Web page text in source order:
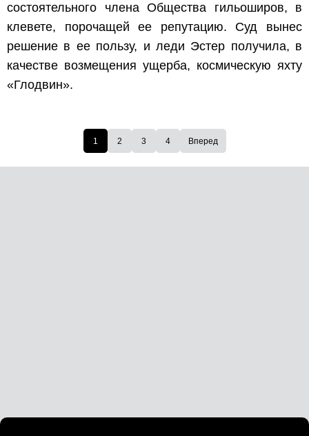
состоятельного члена Общества гильоширов, в
клевете, порочащей ее репутацию. Суд вынес
решение в ее пользу, и леди Эстер получила, в
качестве возмещения ущерба, космическую яхту
«Глодвин».
1 2 3 4 Вперед